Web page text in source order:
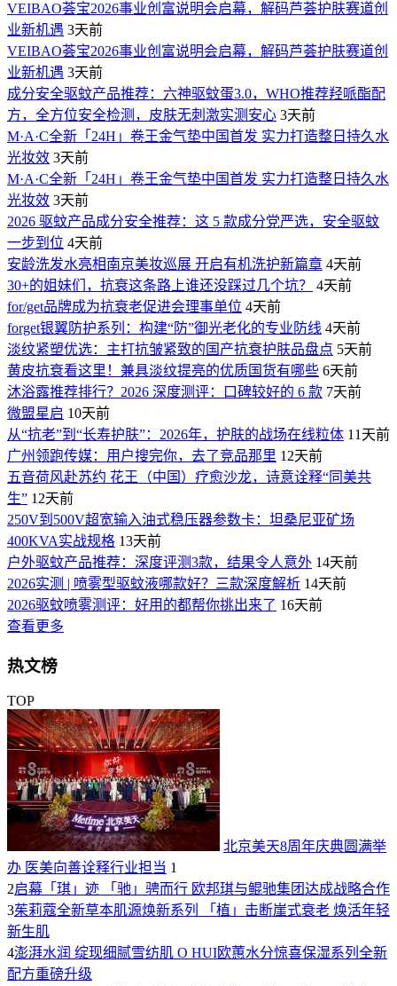
VEIBAO荟宝2026事业创富说明会启幕，解码芦荟护肤赛道创
业新机遇 3天前
VEIBAO荟宝2026事业创富说明会启幕，解码芦荟护肤赛道创
业新机遇 3天前
成分安全驱蚊产品推荐：六神驱蚊蛋3.0，WHO推荐羟哌酯配
方，全方位安全检测，皮肤无刺激实测安心 3天前
M·A·C全新「24H」卷王金气垫中国首发 实力打造整日持久水
光妆效 3天前
M·A·C全新「24H」卷王金气垫中国首发 实力打造整日持久水
光妆效 3天前
2026 驱蚊产品成分安全推荐：这 5 款成分党严选，安全驱蚊
一步到位 4天前
安龄洗发水亮相南京美妆巡展 开启有机洗护新篇章 4天前
30+的姐妹们，抗衰这条路上谁还没踩过几个坑？
4天前
for/get品牌成为抗衰老促进会理事单位 4天前
forget银翼防护系列：构建“防”御光老化的专业防线 4天前
淡纹紧塑优选：主打抗皱紧致的国产抗衰护肤品盘点 5天前
黄皮抗衰看这里！兼具淡纹提亮的优质国货有哪些 6天前
沐浴露推荐排行？2026 深度测评：口碑较好的 6 款 7天前
微盟星启 10天前
从“抗老”到“长寿护肤”：2026年，护肤的战场在线粒体 11天前
广州领跑传媒：用户搜完你，去了竞品那里 12天前
五音荷风赴苏约 花王（中国）疗愈沙龙，诗意诠释“同美共
生” 12天前
250V到500V超宽输入油式稳压器参数卡：坦桑尼亚矿场
400KVA实战规格 13天前
户外驱蚊产品推荐：深度评测3款，结果令人意外 14天前
2026实测 | 喷雾型驱蚊液哪款好？三款深度解析 14天前
2026驱蚊喷雾测评：好用的都帮你挑出来了 16天前
查看更多
热文榜
TOP
北京美天8周年庆典圆满举
办 医美向善诠释行业担当 1
2启幕「琪」迹 「驰」骋而行 欧邦琪与鲲驰集团达成战略合作
3茱莉蔻全新草本肌源焕新系列 「植」击断崖式衰老 焕活年轻
新生肌
4澎湃水润 绽现细腻雪纺肌 O HUI欧蕙水分惊喜保湿系列全新
配方重磅升级